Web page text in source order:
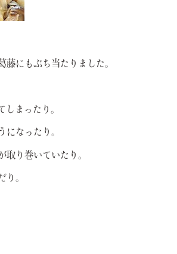
にもぶち当たりました。
まったり。
なったり。
取り巻いていたり。
り。